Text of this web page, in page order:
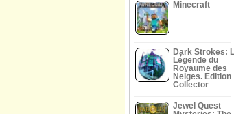
Minecraft
Dark Strokes:
Légende du
Royaume des
Neiges. Edition
Collector
Jewel Quest